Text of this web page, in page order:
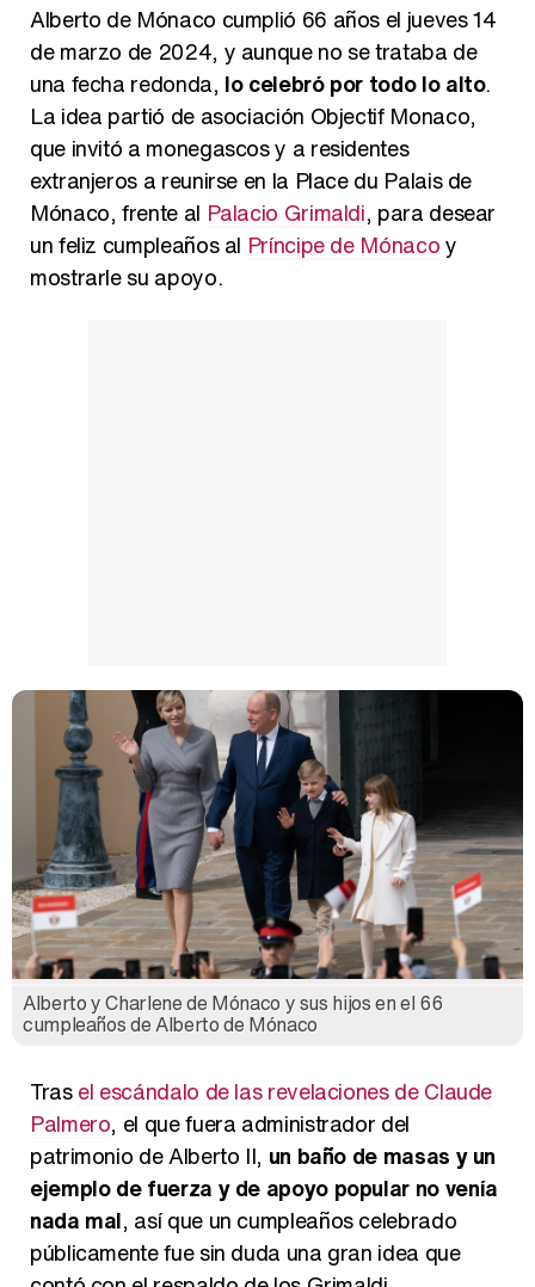
Carlota Corredera y Javier de Hoyos: "La tele tiene que representar al público también y aquí están todos los perfiles posibles&quo;
Magdalena de Suecia responde a las críticas y explica por qué le han permitido lanzar su propio negocio
Alberto de Mónaco cumplió 66 años el jueves 14
de marzo de 2024, y aunque no se trataba de
una fecha redonda, lo celebró por todo lo alto.
La idea partió de asociación Objectif Monaco,
que invitó a monegascos y a residentes
extranjeros a reunirse en la Place du Palais de
Mónaco, frente al Palacio Grimaldi, para desear
un feliz cumpleaños al Príncipe de Mónacoy
mostrarle su apoyo.
Alberto y Charlene de Mónaco y sus hijos en el 66
cumpleaños de Alberto de Mónaco
Trasel escándalo de las revelaciones de Claude
Palmero, el que fuera administrador del
patrimonio de Alberto II, un baño de masas y un
ejemplo de fuerza y de apoyo popular no venía
nada mal, así que un cumpleaños celebrado
públicamente fue sin duda una gran idea que